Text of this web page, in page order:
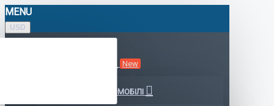
MENU
USD
New
ЕЛЕКТРОМОБІЛІ